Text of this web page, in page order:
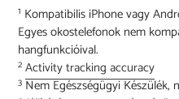
1 Kompatibilis iPhone vagy
Egyes okostelefonok nem
hangfunkcióival.
2 Activity tracking accuracy
3 Nem Egészségügyi Készülék,